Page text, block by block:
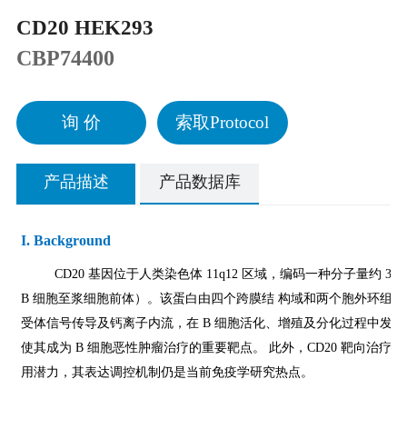
CD20 HEK293
CBP74400
询 价 索取Protocol
产品描述 产品数据库
I. Background
CD20 基因位于人类染色体 11q12 区域，编码一种分子量约
B 细胞至浆细胞前体）。该蛋白由四个跨膜结 构域和两个胞外环组
受体信号传导及钙离子内流，在 B 细胞活化、增殖及分化过程中发
使其成为 B 细胞恶性肿瘤治疗的重要靶点。 此外，CD20 靶向治疗
用潜力，其表达调控机制仍是当前免疫学研究热点。